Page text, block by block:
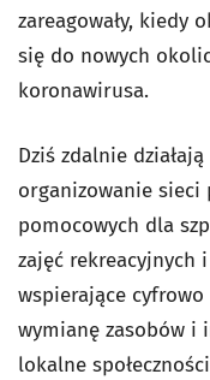
zareagowały, kiedy
się do nowych
koronawirusa.
Dziś zdalnie
organizowanie sieci
pomocowych dla
zajęć rekreacyjnych
wspierające
wymianę zasobów i
lokalne